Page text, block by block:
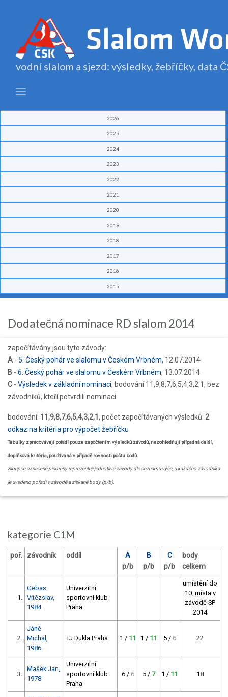
vodní slalom a sjezd: výsledky, žebříčky, data
2026
2025
2024
2023
2022
2021
2020
2019
2018
2017
2016
2015
Dodatečná nominace RD slalom 2014
započítávány jsou tyto závody:
A - 5. Český pohár ve slalomu v Českém Vrbném, 12.07.2014
B - 6. Český pohár ve slalomu v Českém Vrbném, 13.07.2014
C - Výsledek v základní nominaci, bodování 11,9,8,7,6,5,4,3,2,1, bez
závodníků, kteří potvrdili nominaci
bodování: 11,9,8,7,6,5,4,3,2,1 , počet započítávaných výsledků: 2
odkaz na kritéria pro výpočet žebříčku
Tabulky zpracovávají pořadí pouze započtením výsledků závodů, nezohledňují případná další,
doplňková kritéria, používaná v případě rovnosti počtu bodů.
Sloupce označené písmeny reprezentují jednotlivé závody dle seznamu výše, u každého závodníka
je uvedeno pořadí v závodě a získané body (p/b).
kategorie C1M
poř. závodník oddíl
A
p/b
B
p/b
C
p/b
body
celkem
1.
Gebas
Vítězslav,
1984
Univerzitní
sportovní klub
Praha
umístění do
10. místa v
závodě SP
2014
2.
Jáně
Michal,
1986
TJ Dukla Praha 1 / 11 1 / 11 5 / 6 22
3.
Mašek Jan,
1978
Univerzitní
sportovní klub
Praha
6 / 6 5 / 7 1 / 11 18